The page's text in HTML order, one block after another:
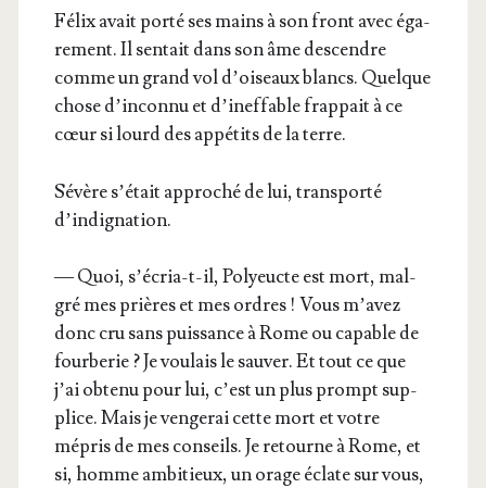
Félix avait por­té ses mains à son front avec éga­
re­ment. Il sen­tait dans son âme des­cendre
comme un grand vol d’oi­seaux blancs. Quelque
chose d’in­con­nu et d’i­nef­fable frap­pait à ce
cœur si lourd des appé­tits de la terre.
Sévère s’é­tait appro­ché de lui, trans­por­té
d’indignation.
— Quoi, s’é­cria-t-il, Poly­eucte est mort, mal­
gré mes prières et mes ordres ! Vous m’a­vez
donc cru sans puis­sance à Rome ou capable de
four­be­rie ? Je vou­lais le sau­ver. Et tout ce que
j’ai obte­nu pour lui, c’est un plus prompt sup­
plice. Mais je ven­ge­rai cette mort et votre
mépris de mes conseils. Je retourne à Rome, et
si, homme ambi­tieux, un orage éclate sur vous,